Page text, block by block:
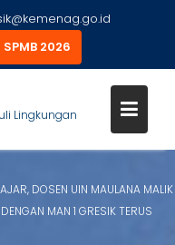
SPMB 2026
Lingkungan
DOSEN
IBRAHIM
KERJA
1 GRESIK
DOSEN UIN MAULANA MALIK
MAN 1 GRESIK TERUS